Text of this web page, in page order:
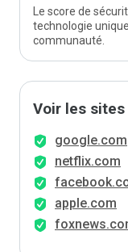
Le score de
technologie
communauté.
Voir les
google.com
netflix.com
apple.com